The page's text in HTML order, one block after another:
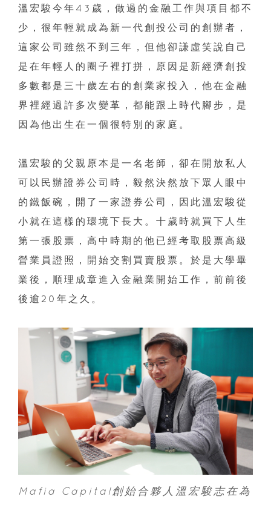
溫宏駿今年43歲，做過的金融工作與項目都不
少，很年輕就成為新一代創投公司的創辦者，
這家公司雖然不到三年，但他卻謙虛笑說自己
是在年輕人的圈子裡打拼，原因是新經濟創投
多數都是三十歲左右的創業家投入，他在金融
界裡經過許多次變革，都能跟上時代腳步，是
因為他出生在一個很特別的家庭。
溫宏駿的父親原本是一名老師，卻在開放私人
可以民辦證券公司時，毅然決然放下眾人眼中
的鐵飯碗，開了一家證券公司，因此溫宏駿從
小就在這樣的環境下長大。十歲時就買下人生
第一張股票，高中時期的他已經考取股票高級
營業員證照，開始交割買賣股票。於是大學畢
業後，順理成章進入金融業開始工作，前前後
後逾20年之久。
Mafia Capital創始合夥人溫宏駿志在為